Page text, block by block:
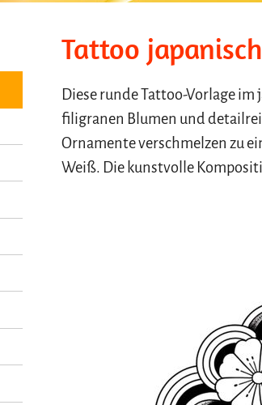
Tattoo
Diese runde Tattoo-Vorlage
filigranen Blumen und
Ornamente verschmelzen zu
Weiß. Die kunstvolle